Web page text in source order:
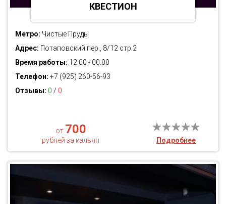
КВЕСТИОН
Метро: Чистые Пруды
Адрес: Потаповский пер., 8/12 стр.2
Время работы: 12:00 - 00:00
Телефон: +7 (925) 260-56-93
Отзывы: 0 / 0
от 700
рублей за кальян Подробнее